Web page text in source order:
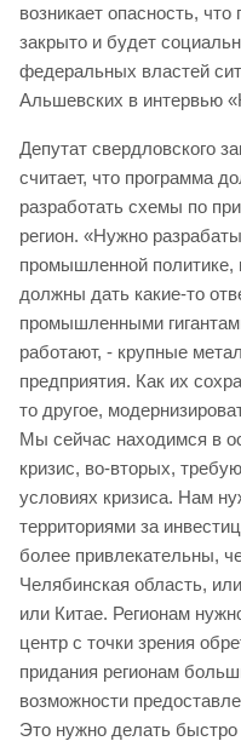
возникает опасность,
закрыто и будет
федеральных властей
Альшевских в интервью
Депутат свердловского
считает, что программа
разработать схемы по
регион. «Нужно
промышленной политике,
должны дать какие-то
промышленными
работают, - крупные
предприятия. Как их
то другое,
Мы сейчас находимся в
кризис, во-вторых,
условиях кризиса. Нам
территориями за
более привлекательны,
Челябинская область,
или Китае. Регионам
центр с точки зрения
придания регионам
возможности
Это нужно делать